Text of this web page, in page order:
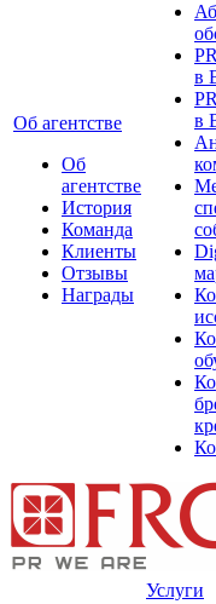
Об агентстве
Об
агентстве
История
Команда
Клиенты
Отзывы
Награды
в
в
Услуги